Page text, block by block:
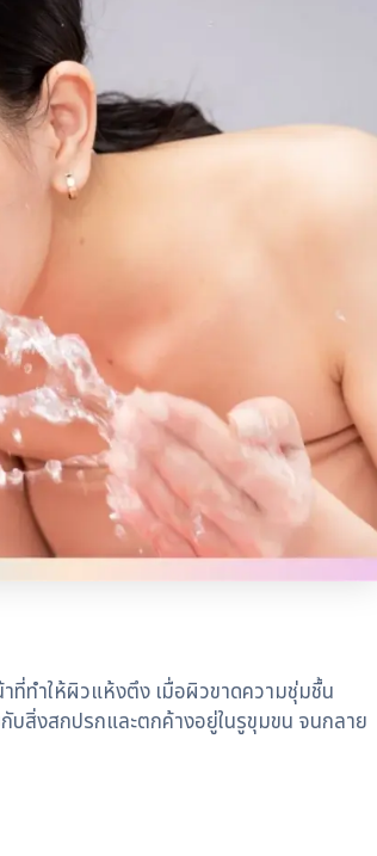
ที่ทำให้ผิวแห้งตึง เมื่อผิวขาดความชุ่มชื้น
บสิ่งสกปรกและตกค้างอยู่ในรูขุมขน จนกลาย